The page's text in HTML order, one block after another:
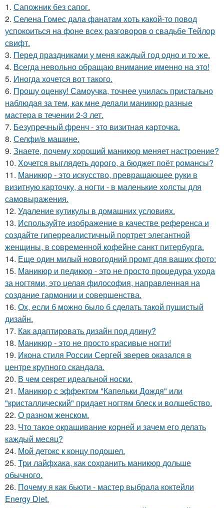
1. Сапожник без сапог.
2. Селена Гомес дала фанатам хоть какой-то повод
успокоиться на фоне всех разговоров о свадьбе Тейлор
свифт.
3. Перед праздниками у меня каждый год одно и то же.
4. Всегда невольно обращаю внимание именно на это!
5. Иногда хочется вот такого.
6. Прошу оценку! Самоучка, точнее училась пристально
наблюдая за тем, как мне делали маникюр разные
мастера в течении 2-3 лет.
7. Безупречный френч - это визитная карточка.
8. Селфи/в машине.
9. Знаете, почему хороший маникюр меняет настроение?
10. Хочется выглядеть дорого, а бюджет поёт романсы?
11. Маникюр - это искусство, превращающее руки в
визитную карточку, а ногти - в маленькие холсты для
самовыражения.
12. Удаление кутикулы в домашних условиях.
13. Используйте изображение в качестве референса и
создайте гиперреалистичный портрет элегантной
женщины, в современной кофейне санкт питербурга.
14. Еще один милый новогодний промт для ваших фото:
15. Маникюр и педикюр - это не просто процедура ухода
за ногтями, это целая философия, направленная на
создание гармонии и совершенства.
16. Ох, если б можно было б сделать такой пушистый
дизайн.
17. Как адаптировать дизайн под длину?
18. Маникюр - это не просто красивые ногти!
19. Икона стиля России Сергей зверев оказался в
центре крупного скандала.
20. В чем секрет идеальной носки.
21. Маникюр с эффектом "Капельки Дождя" или
"кристаллический" придает ногтям блеск и волшебство.
22. О разном женском.
23. Что такое окрашивание корней и зачем его делать
каждый месяц?
24. Мой детокс к концу подошел.
25. Три лайфхака, как сохранить маникюр дольше
обычного.
26. Почему я как бьюти - мастер выбрала коктейли
Energy Diet.